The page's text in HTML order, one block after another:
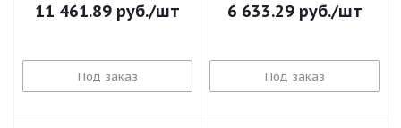
11 461.89 руб./шт
Под заказ
6 633.29руб./шт
Под заказ